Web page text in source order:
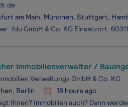
am Main, München, Stuttgart,
Immobilienverwalter /
Verwaltungs GmbH & Co. KG
Berlin
18 hours ago